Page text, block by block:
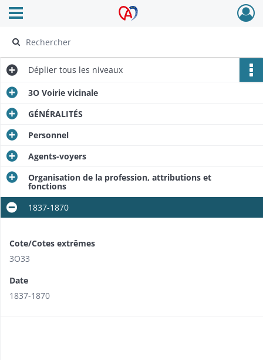
Archives Alsace - Colmar
Ouvrir le menu déroulant
Déplier tous les niveaux
3O Voirie vicinale
GÉNÉRALITÉS
Personnel
Agents-voyers
Organisation de la profession, attributions et
fonctions
1837-1870
Cote/Cotes extrêmes
3O33
Date
1837-1870